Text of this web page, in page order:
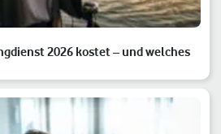
2026 kostet – und welches